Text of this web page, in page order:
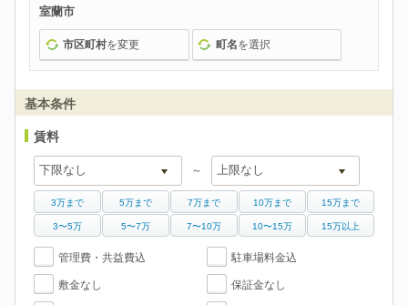
室蘭市
市区町村を変更 町名を選択
基本条件
賃料
～
3万まで 5万まで 7万まで 10万まで 15万まで
3〜5万 5〜7万 7〜10万 10〜15万 15万以上
管理費・共益費込 駐車場料金込
敷金なし 保証金なし